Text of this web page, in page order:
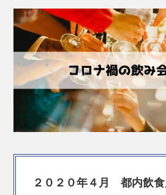
２０２０年４月 都内飲食